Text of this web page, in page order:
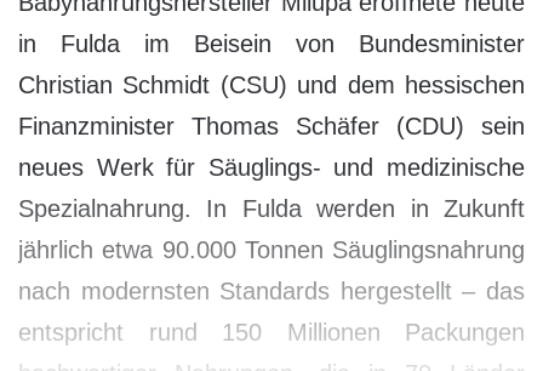
in Fulda im Beisein von Bundesminister
Christian Schmidt (CSU) und dem hessischen
Finanzminister Thomas Schäfer (CDU) sein
neues Werk für Säuglings- und medizinische
Spezialnahrung. In Fulda werden in Zukunft
jährlich etwa 90.000 Tonnen Säuglingsnahrung
nach modernsten Standards hergestellt – das
entspricht rund 150 Millionen Packungen